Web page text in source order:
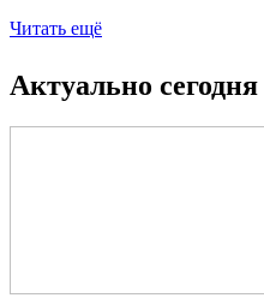
Читать ещё
Актуально сегодня